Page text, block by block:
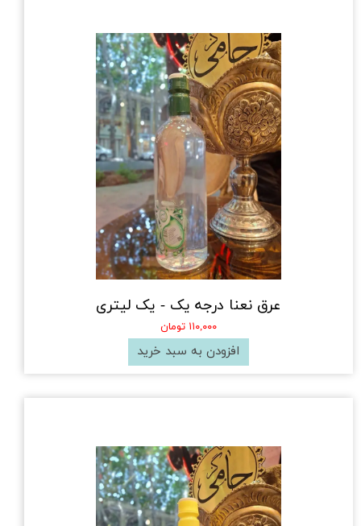
عرق نعنا درجه یک - یک لیتری
۱۱۰,۰۰۰ تومان
افزودن به سبد خرید